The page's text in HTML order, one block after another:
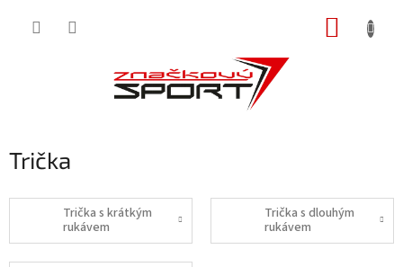
Trička
Trička s krátkým
rukávem
Trička s dlouhým
rukávem